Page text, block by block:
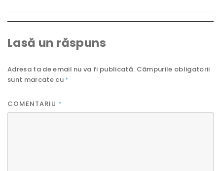
Lasă un răspuns
Adresa ta de email nu va fi publicată. Câmpurile obligatorii
sunt marcate cu *
COMENTARIU *